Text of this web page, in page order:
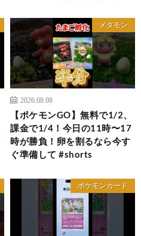
メタモン
2026.08.08
【ポケモンGO】無料で1/2、
課金で1/4！今日の11時〜17
時が勝負！卵を割るなら今す
ぐ準備して #shorts
ポケモンカード